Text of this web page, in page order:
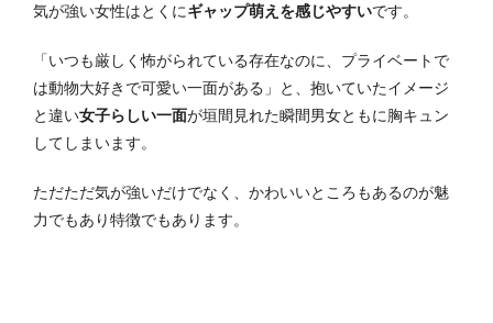
気が強い女性はとくにギャップ萌えを感じやすいです。
「いつも厳しく怖がられている存在なのに、プライベートで
は動物大好きで可愛い一面がある」と、抱いていたイメージ
と違い女子らしい一面が垣間見れた瞬間男女ともに胸キュン
してしまいます。
ただただ気が強いだけでなく、かわいいところもあるのが魅
力でもあり特徴でもあります。